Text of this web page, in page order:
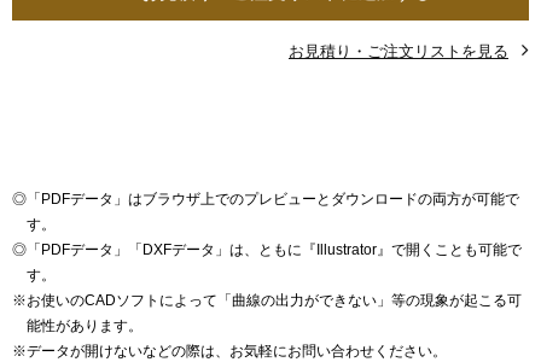
お見積り・ご注文リストを見る
◎ 「PDFデータ」はブラウザ上でのプレビューとダウンロードの両方が可能で
す。
◎ 「PDFデータ」「DXFデータ」は、ともに『Illustrator』で開くことも可能で
す。
※お使いのCADソフトによって「曲線の出力ができない」等の現象が起こる可
能性があります。
※データが開けないなどの際は、お気軽にお問い合わせください。